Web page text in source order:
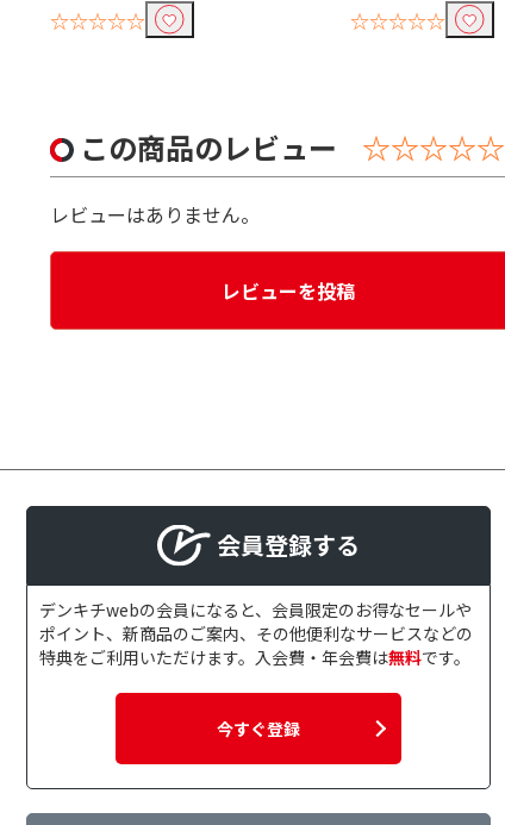
☆☆☆☆☆
☆☆☆☆☆
この商品のレビュー ☆☆☆☆☆
レビューはありません。
レビューを投稿
会員登録する
デンキチwebの会員になると、会員限定のお得なセールや
ポイント、新商品のご案内、その他便利なサービスなどの
特典をご利用いただけます。入会費・年会費は無料です。
今すぐ登録